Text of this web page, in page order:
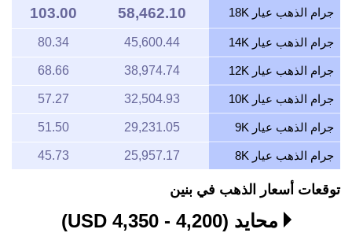
جرام الذهب عيار 18K 58,462.10
103.00
جرام الذهب عيار 14K 45,600.44
80.34
جرام الذهب عيار 12K 38,974.74
68.66
جرام الذهب عيار 10K 32,504.93
57.27
جرام الذهب عيار 9K 29,231.05
51.50
جرام الذهب عيار 8K 25,957.17
45.73
توقعات أسعار الذهب في بنين
محايد (4,200 - 4,350 USD)